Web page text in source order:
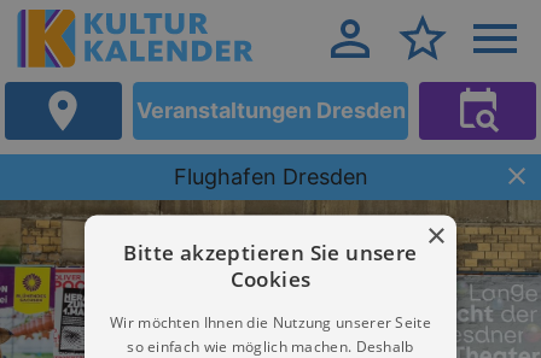
Veranstaltungen Dresden
Flughafen Dresden
×
Bitte akzeptieren Sie unsere
Cookies
Wir möchten Ihnen die Nutzung unserer Seite
so einfach wie möglich machen. Deshalb